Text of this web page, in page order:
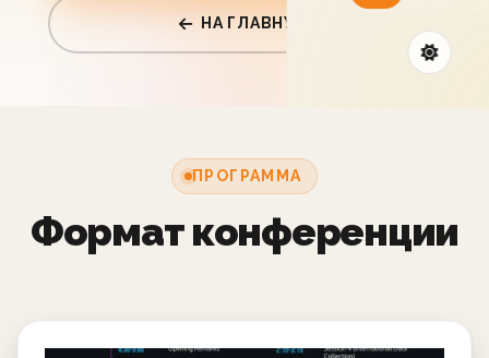
НА ГЛАВНУЮ
ПРОГРАММА
Формат конференции